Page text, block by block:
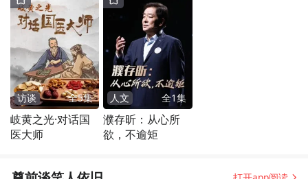
访谈 全5集
岐黄之光·对话国
医大师
人文 全1集
濮存昕：从心所
欲，不逾矩